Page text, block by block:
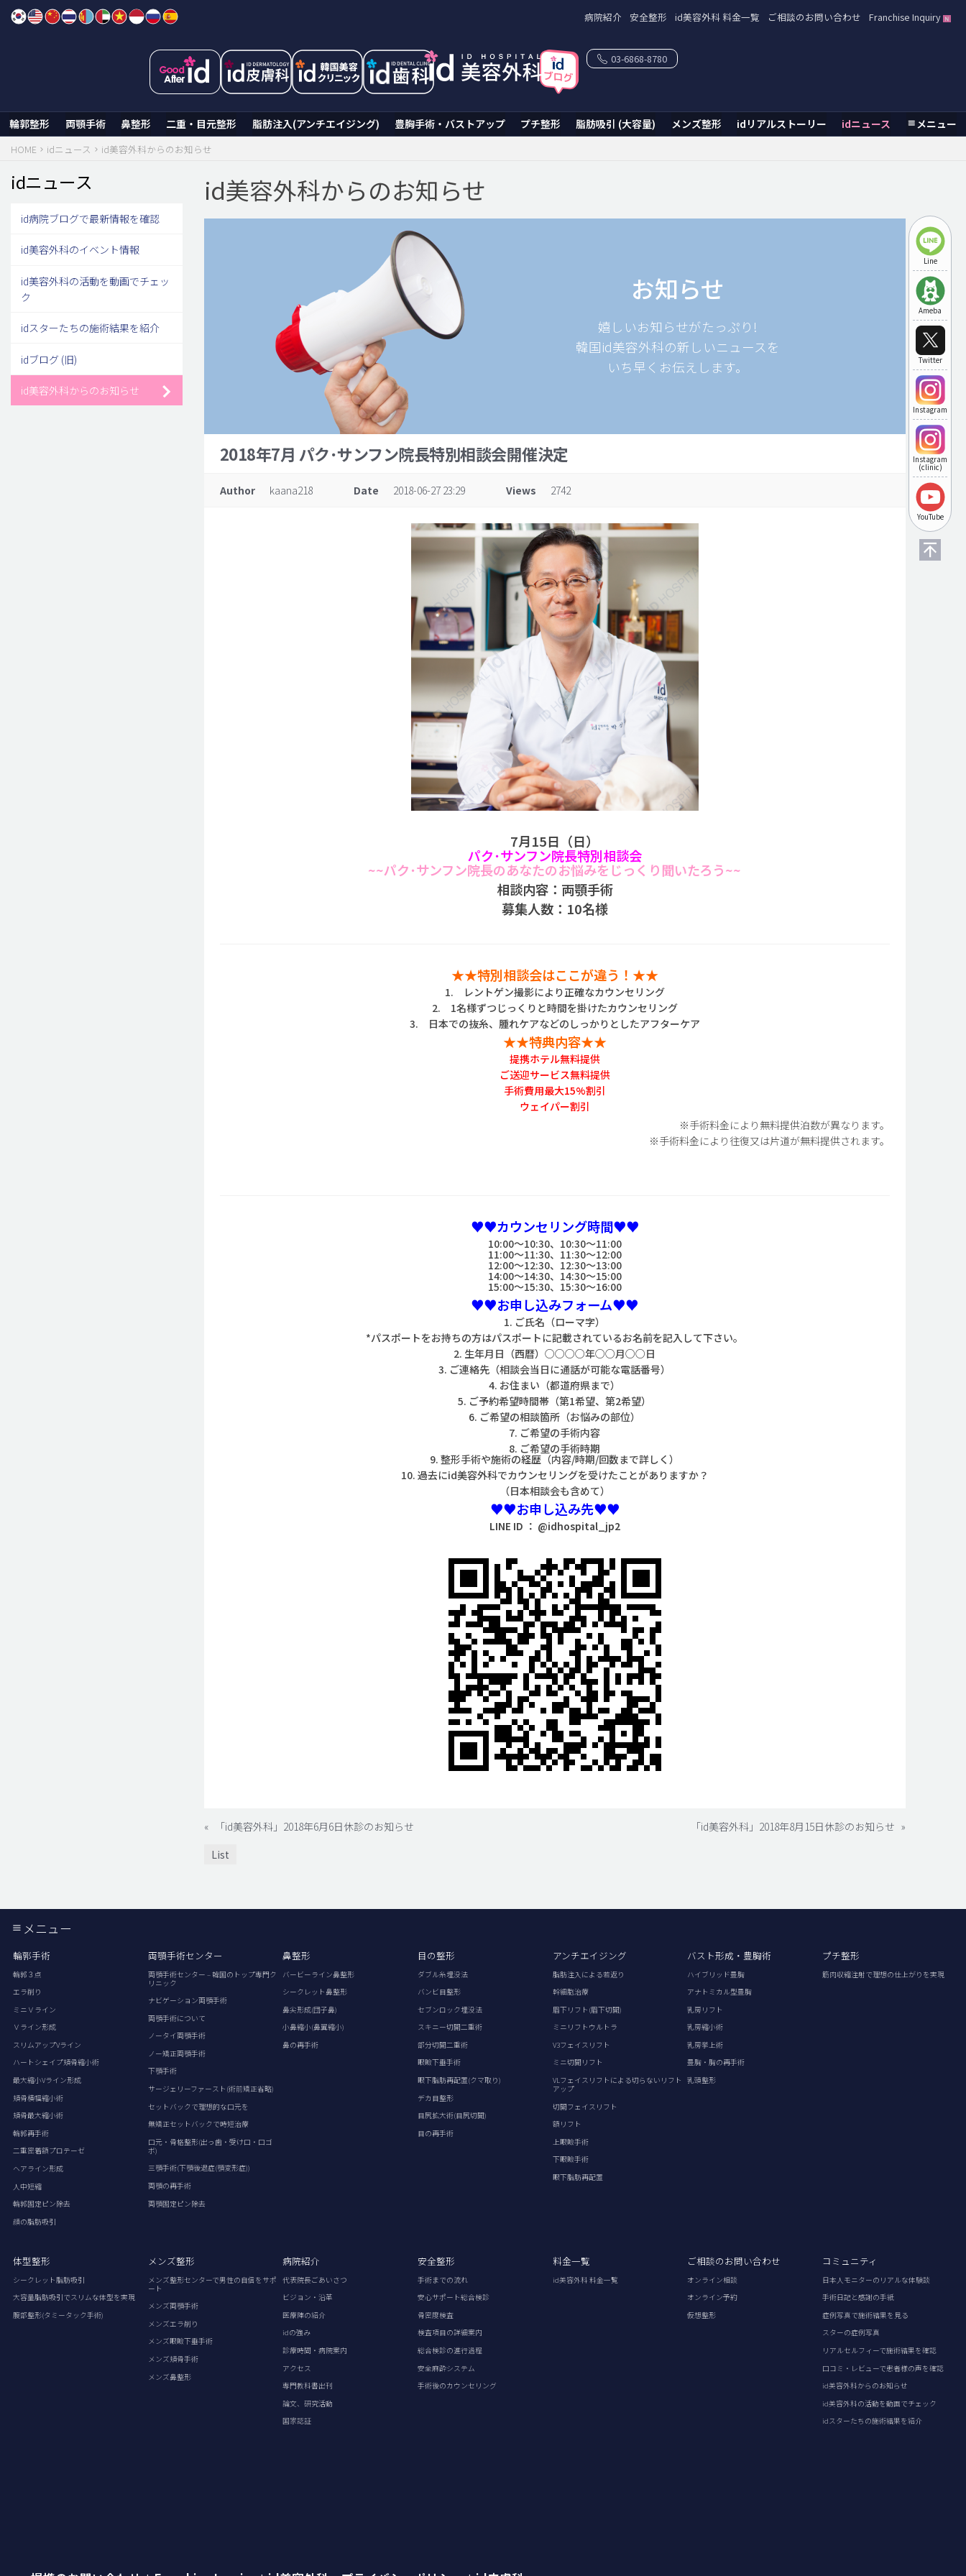
Skip
病院紹介 安全整形 id美容外科 料金一覧 ご相談のお問い合わせ Franchise Inquiry
輪郭整形 両顎手術 鼻整形 二重・目元整形 脂肪注入(アンチエイジング) 豊胸手術・バストアップ プチ整形 脂肪吸引 (大容量) メンズ整形 idリアルストーリー idニュース メニュー
03-6868-8780
Line
Ameba
Twitter
Instagram
Instagram
(clinic)
YouTube
HOME idニュース id美容外科からのお知らせ
id美容外科からのお知らせ
お知らせ
嬉しいお知らせがたっぷり!
韓国id美容外科の新しいニュースを
いち早くお伝えします。
2018年7月 パク･サンフン院長特別相談会開催決定
Author kaana218 Date 2018-06-27 23:29 Views 2742
7月15日（日）
パク･サンフン院長特別相談会
~~パク･サンフン院長のあなたのお悩みをじっくり聞いたろう~~
相談内容：両顎手術
募集人数：10名様
★★特別相談会はここが違う！★★
1. レントゲン撮影により正確なカウンセリング
2. 1名様ずつじっくりと時間を掛けたカウンセリング
3. 日本での抜糸、腫れケアなどのしっかりとしたアフターケア
★★特典内容★★
提携ホテル無料提供
ご送迎サービス無料提供
手術費用最大15%割引
ウェイパー割引
※手術料金により無料提供泊数が異なります。
※手術料金により往復又は片道が無料提供されます。
♥♥カウンセリング時間♥♥
10:00～10:30、10:30～11:00
11:00～11:30、11:30～12:00
12:00～12:30、12:30～13:00
14:00～14:30、14:30～15:00
15:00～15:30、15:30～16:00
♥♥お申し込みフォーム♥♥
1. ご氏名（ローマ字）
*パスポートをお持ちの方はパスポートに記載されているお名前を記入して下さい。
2. 生年月日（西暦）○○○○年○○月○○日
3. ご連絡先（相談会当日に通話が可能な電話番号）
4. お住まい（都道府県まで）
5. ご予約希望時間帯（第1希望、第2希望）
6. ご希望の相談箇所（お悩みの部位）
7. ご希望の手術内容
8. ご希望の手術時期
9. 整形手術や施術の経歴（内容/時期/回数まで詳しく）
10. 過去にid美容外科でカウンセリングを受けたことがありますか？
（日本相談会も含めて）
♥♥お申し込み先♥♥
LINE ID ： @idhospital_jp2
« 「id美容外科」2018年6月6日休診のお知らせ 「id美容外科」2018年8月15日休診のお知らせ »
List
idニュース
id病院ブログで最新情報を確認
id美容外科のイベント情報
id美容外科の活動を動画でチェッ
ク
idスターたちの施術結果を紹介
idブログ (旧)
id美容外科からのお知らせ
メニュー
輪郭手術
輪郭３点
エラ削り
ミニＶライン
Ｖライン形成
スリムアップVライン
ハートシェイプ頬骨縮小術
最大縮小Vライン形成
頬骨横幅縮小術
頬骨最大縮小術
輪郭再手術
二重密着額プロテーゼ
ヘアライン形成
人中短縮
輪郭固定ピン除去
顔の脂肪吸引
両顎手術センター
両顎手術センター – 韓国のトップ専門ク
リニック
ナビゲーション両顎手術
両顎手術について
ノータイ両顎手術
ノー矯正両顎手術
下顎手術
サージェリーファースト(術前矯正省略)
セットバックで理想的な口元を
無矯正セットバックで時短治療
口元・骨格整形(出っ歯・受け口・口ゴ
ボ)
三顎手術(下顎後退症(顎変形症))
両顎の再手術
両顎固定ピン除去
鼻整形
バービーライン鼻整形
シークレット鼻整形
鼻尖形成(団子鼻)
小鼻縮小(鼻翼縮小)
鼻の再手術
目の整形
ダブル糸埋没法
バンビ目整形
セブンロック埋没法
スキニー切開二重術
部分切開二重術
眼瞼下垂手術
眼下脂肪再配置(クマ取り)
デカ目整形
目尻拡大術(目尻切開)
目の再手術
アンチエイジング
脂肪注入による若返り
幹細胞治療
眉下リフト(眉下切開)
ミニリフトウルトラ
V3フェイスリフト
ミニ切開リフト
VLフェイスリフトによる切らないリフト
アップ
切開フェイスリフト
額リフト
上眼瞼手術
下眼瞼手術
眼下脂肪再配置
バスト形成・豊胸術
ハイブリッド豊胸
アナトミカル型豊胸
乳房リフト
乳房縮小術
乳房挙上術
豊胸・胸の再手術
乳頭整形
プチ整形
筋肉収縮注射で理想の仕上がりを実現
体型整形
シークレット脂肪吸引
大容量脂肪吸引でスリムな体型を実現
腹部整形(タミータック手術)
メンズ整形
メンズ整形センターで男性の自信をサポ
ート
メンズ両顎手術
メンズエラ削り
メンズ眼瞼下垂手術
メンズ頬骨手術
メンズ鼻整形
病院紹介
代表院長ごあいさつ
ビジョン・沿革
医療陣の紹介
idの強み
診療時間・病院案内
アクセス
専門教科書出刊
論文、研究活動
国家認証
安全整形
手術までの流れ
安心サポート総合検診
骨密度検査
検査項目の詳細案内
総合検診の進行過程
安全麻酔システム
手術後のカウンセリング
料金一覧
id美容外科 料金一覧
ご相談のお問い合わせ
オンライン相談
オンライン予約
仮想整形
コミュニティ
日本人モニターのリアルな体験談
手術日記と感謝の手紙
症例写真で施術結果を見る
スターの症例写真
リアルセルフィーで施術結果を確認
口コミ・レビューで患者様の声を確認
id美容外科からのお知らせ
id美容外科の活動を動画でチェック
idスターたちの施術結果を紹介